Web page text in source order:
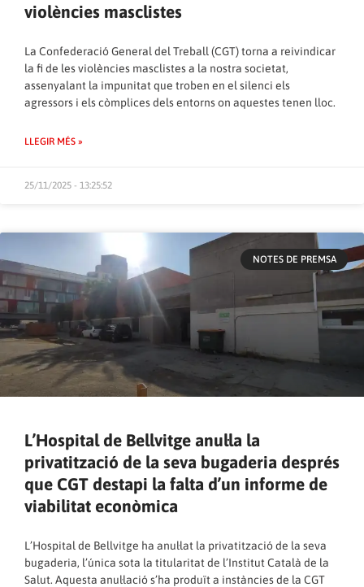
violències masclistes
La Confederació General del Treball (CGT) torna a reivindicar
la fi de les violències masclistes a la nostra societat,
assenyalant la impunitat que troben en el silenci els
agressors i els còmplices dels entorns on aquestes tenen lloc.
LLEGIR MÉS »
25/11/2025 - 13:25:52
NOTES DE PREMSA
L’Hospital de Bellvitge anul·la la
privatització de la seva bugaderia després
que CGT destapi la falta d’un informe de
viabilitat econòmica
L’Hospital de Bellvitge ha anul·lat la privatització de la seva
bugaderia, l’única sota la titularitat de l’Institut Català de la
Salut. Aquesta anul·lació s’ha produït a instàncies de la CGT